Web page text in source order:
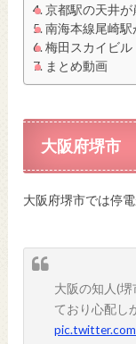
京都駅の天井が
南海本線尾崎駅
梅田スカイビル
まとめ動画
大阪府堺市
大阪府堺市では停
大阪の知人(
ており心配し